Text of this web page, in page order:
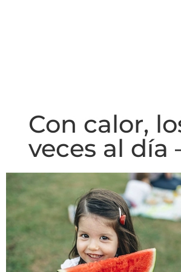
Con calor,
veces al día